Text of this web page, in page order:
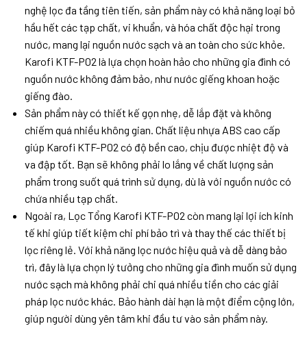
nghệ lọc đa tầng tiên tiến, sản phẩm này có khả năng loại bỏ
hầu hết các tạp chất, vi khuẩn, và hóa chất độc hại trong
nước, mang lại nguồn nước sạch và an toàn cho sức khỏe.
Karofi KTF-P02 là lựa chọn hoàn hảo cho những gia đình có
nguồn nước không đảm bảo, như nước giếng khoan hoặc
giếng đào.
Sản phẩm này có thiết kế gọn nhẹ, dễ lắp đặt và không
chiếm quá nhiều không gian. Chất liệu nhựa ABS cao cấp
giúp Karofi KTF-P02 có độ bền cao, chịu được nhiệt độ và
va đập tốt. Bạn sẽ không phải lo lắng về chất lượng sản
phẩm trong suốt quá trình sử dụng, dù là với nguồn nước có
chứa nhiều tạp chất.
Ngoài ra, Lọc Tổng Karofi KTF-P02 còn mang lại lợi ích kinh
tế khi giúp tiết kiệm chi phí bảo trì và thay thế các thiết bị
lọc riêng lẻ. Với khả năng lọc nước hiệu quả và dễ dàng bảo
trì, đây là lựa chọn lý tưởng cho những gia đình muốn sử dụng
nước sạch mà không phải chi quá nhiều tiền cho các giải
pháp lọc nước khác. Bảo hành dài hạn là một điểm cộng lớn,
giúp người dùng yên tâm khi đầu tư vào sản phẩm này.